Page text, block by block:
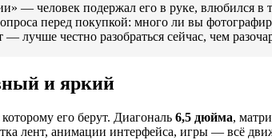
— человек подержал его в руке, влюбился в
перед покупкой: много ли вы
лучше честно разобраться сейчас, чем
и яркий
его берут. Диагональ 6,5 дюйма,
лент, анимации интерфейса, игры — всё